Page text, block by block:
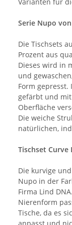
Serie Nupo
Die Tischsets
Prozent aus
Dieses wird in
und
Form gepresst.
gefärbt und
Oberfläche
Die weiche
natürlichen,
Tischset Curve
Die kurvige
Nupo in der
Firma Lind
Nierenform
Tische, da es